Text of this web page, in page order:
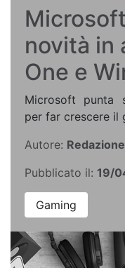
novità in
One e
Microsoft punta
per far crescere il
Autore:
Pubblicato il: 19/
Gaming